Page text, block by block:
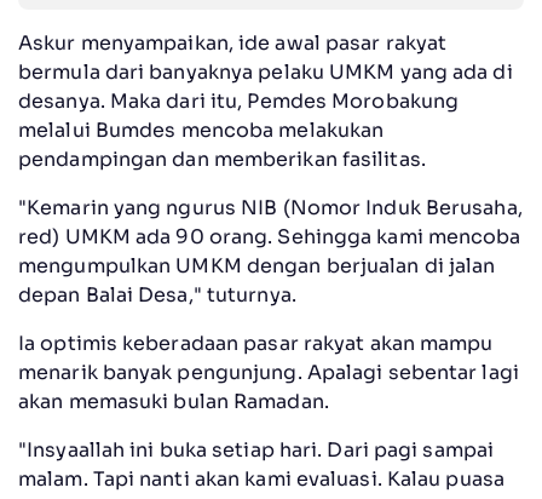
Askur menyampaikan, ide awal pasar rakyat
bermula dari banyaknya pelaku UMKM yang ada di
desanya. Maka dari itu, Pemdes Morobakung
melalui Bumdes mencoba melakukan
pendampingan dan memberikan fasilitas.
"Kemarin yang ngurus NIB (Nomor Induk Berusaha,
red) UMKM ada 90 orang. Sehingga kami mencoba
mengumpulkan UMKM dengan berjualan di jalan
depan Balai Desa," tuturnya.
Ia optimis keberadaan pasar rakyat akan mampu
menarik banyak pengunjung. Apalagi sebentar lagi
akan memasuki bulan Ramadan.
"Insyaallah ini buka setiap hari. Dari pagi sampai
malam. Tapi nanti akan kami evaluasi. Kalau puasa